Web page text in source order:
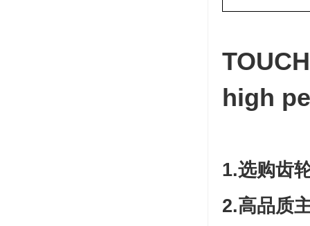
high
1.选购齿
2.高品质